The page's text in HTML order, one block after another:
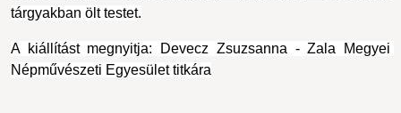
tárgyakban ölt testet.
A kiállítást megnyitja: Devecz Zsuzsanna - Zala Megyei
Népművészeti Egyesület titkára